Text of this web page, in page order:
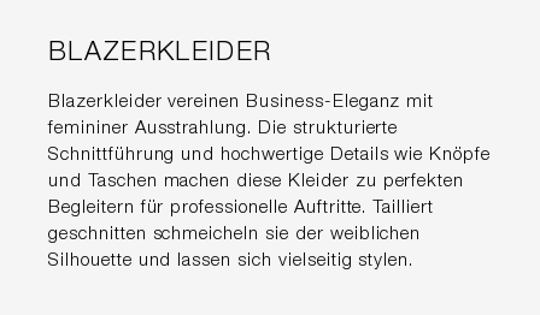
BLAZERKLEIDER
Blazerkleider vereinen Business-Eleganz mit
femininer Ausstrahlung. Die strukturierte
Schnittführung und hochwertige Details wie Knöpfe
und Taschen machen diese Kleider zu perfekten
Begleitern für professionelle Auftritte. Tailliert
geschnitten schmeicheln sie der weiblichen
Silhouette und lassen sich vielseitig stylen.